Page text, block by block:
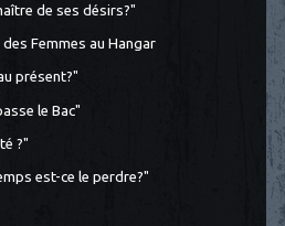
de ses désirs?"
Femmes au Hangar
présent?"
le Bac"
?"
est-ce le perdre?"